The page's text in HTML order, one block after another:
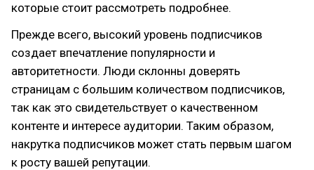
которые стоит рассмотреть подробнее.
Прежде всего, высокий уровень подписчиков
создает впечатление популярности и
авторитетности. Люди склонны доверять
страницам с большим количеством подписчиков,
так как это свидетельствует о качественном
контенте и интересе аудитории. Таким образом,
накрутка подписчиков может стать первым шагом
к росту вашей репутации.